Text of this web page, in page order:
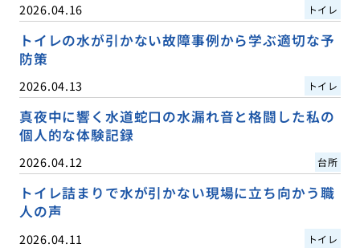
2026.04.16 トイレ
トイレの水が引かない故障事例から学ぶ適切な予
防策
2026.04.13 トイレ
真夜中に響く水道蛇口の水漏れ音と格闘した私の
個人的な体験記録
2026.04.12 台所
トイレ詰まりで水が引かない現場に立ち向かう職
人の声
2026.04.11 トイレ